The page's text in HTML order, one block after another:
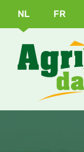
NL FR